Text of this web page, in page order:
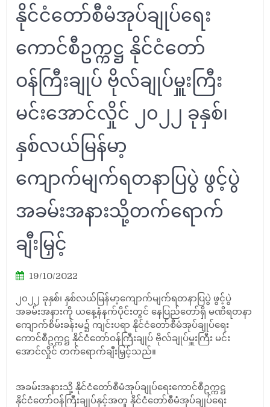
နိုင်ငံတော်စီမံအုပ်ချုပ်ရေး
ကောင်စီဥက္ကဋ္ဌ နိုင်ငံတော်
ဝန်ကြီးချုပ် ဗိုလ်ချုပ်မှူးကြီး
မင်းအောင်လှိုင် ၂၀၂၂ ခုနှစ်၊
နှစ်လယ်မြန်မာ့
ကျောက်မျက်ရတနာပြပွဲ ဖွင့်ပွဲ
အခမ်းအနားသို့တက်ရောက်
ချီးမြှင့်
19/10/2022
၂၀၂၂ ခုနှစ်၊ နှစ်လယ်မြန်မာ့ကျောက်မျက်ရတနာပြပွဲ ဖွင့်ပွဲ
အခမ်းအနားကို ယနေ့နံနက်ပိုင်းတွင် နေပြည်တော်ရှိ မဏိရတနာ
ကျောက်စိမ်းခန်းမ၌ ကျင်းပရာ နိုင်ငံတော်စီမံအုပ်ချုပ်ရေး
ကောင်စီဥက္ကဋ္ဌ နိုင်ငံတော်ဝန်ကြီးချုပ် ဗိုလ်ချုပ်မှူးကြီး မင်း
အောင်လှိုင် တက်ရောက်ချီးမြှင့်သည်။
အခမ်းအနားသို့ နိုင်ငံတော်စီမံအုပ်ချုပ်ရေးကောင်စီဥက္ကဋ္ဌ
နိုင်ငံတော်ဝန်ကြီးချုပ်နှင့်အတူ နိုင်ငံတော်စီမံအုပ်ချုပ်ရေး